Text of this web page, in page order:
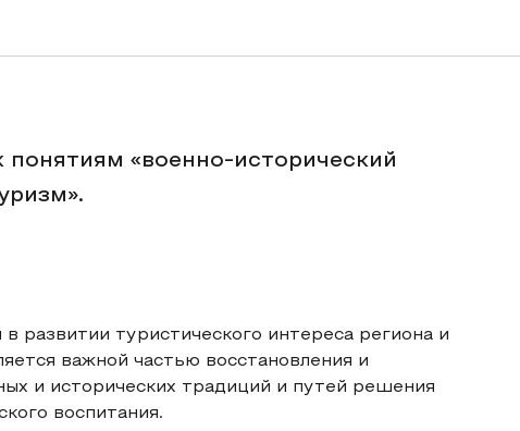
«военно-исторический
развитии туристического интереса региона и
важной частью восстановления и
и исторических традиций и путей решения
воспитания.